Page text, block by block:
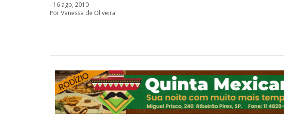
- 16 ago, 2010
Por Vanessa de Oliveira